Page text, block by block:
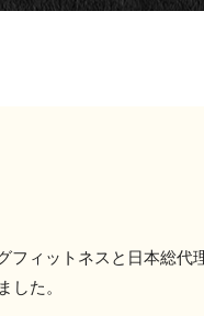
ィットネスと日本総代
した。